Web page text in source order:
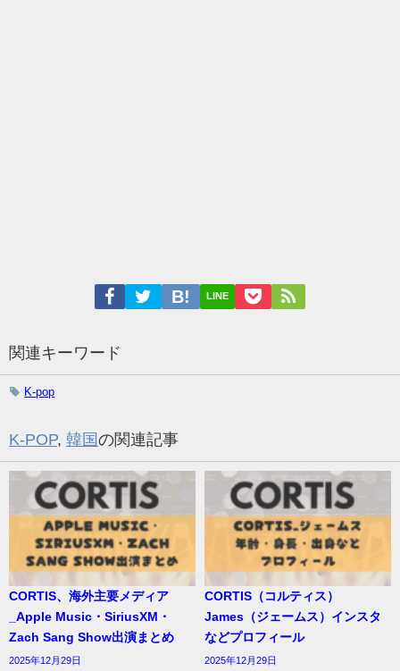
LINE
関連キーワード
K-pop
K-POP, 韓国の関連記事
CORTIS、海外主要メディア
_Apple Music・SiriusXM・
Zach Sang Show出演まとめ
2025年12月29日
CORTIS（コルティス）
James（ジェームス）インスタ
などプロフィール
2025年12月29日